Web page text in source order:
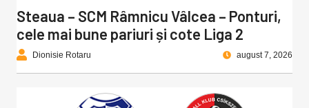
Steaua – SCM Râmnicu Vâlcea – Ponturi,
cele mai bune pariuri și cote Liga 2
Dionisie Rotaru august 7, 2026